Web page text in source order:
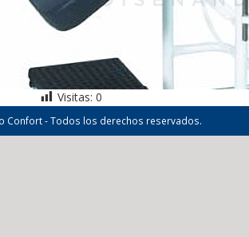
Visitas: 0
Confort - Todos los derechos reservados.